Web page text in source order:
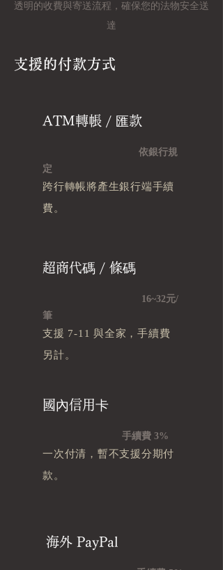
透明的收費與寄送流程，確保您的法物安全送
達
支援的付款方式
ATM轉帳 / 匯款
依銀行規
定
跨行轉帳將產生銀行端手續
費。
超商代碼 / 條碼
16~32元/
筆
支援 7-11 與全家，手續費
另計。
國內信用卡
手續費 3%
一次付清，暫不支援分期付
款。
海外 PayPal